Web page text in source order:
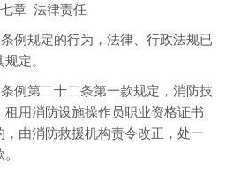
章 法律责任
例规定的行为，法律、行政法规已
定。
例第二十二条第一款规定，消防技
用消防设施操作员职业资格证书
由消防救援机构责令改正，处一